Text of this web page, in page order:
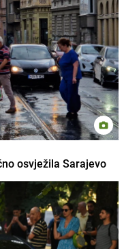
osvježila Sarajevo